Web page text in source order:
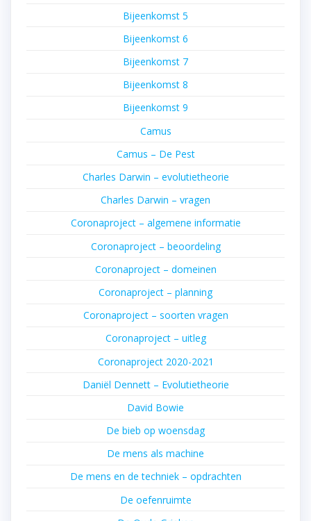
Bijeenkomst 5
Bijeenkomst 6
Bijeenkomst 7
Bijeenkomst 8
Bijeenkomst 9
Camus
Camus – De Pest
Charles Darwin – evolutietheorie
Charles Darwin – vragen
Coronaproject – algemene informatie
Coronaproject – beoordeling
Coronaproject – domeinen
Coronaproject – planning
Coronaproject – soorten vragen
Coronaproject – uitleg
Coronaproject 2020-2021
Daniël Dennett – Evolutietheorie
David Bowie
De bieb op woensdag
De mens als machine
De mens en de techniek – opdrachten
De oefenruimte